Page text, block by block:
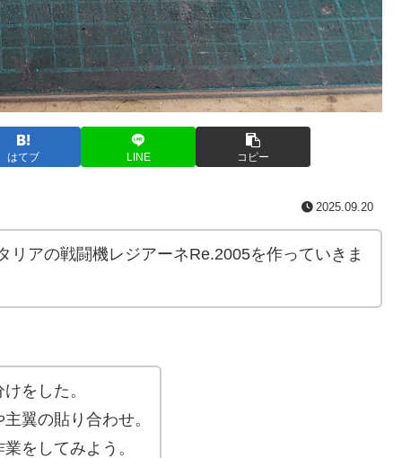
はてブ LINE コピー
2025.09.20
リアの戦闘機レジアーネRe.2005を作っていきま
をした。
翼の貼り合わせ。
をしてみよう。